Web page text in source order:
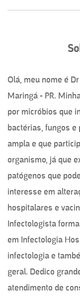
Olá, meu nome é
Maringá - PR.
por micróbios que
bactérias, fungos e
ampla e que
organismo, já que
patógenos que
interesse em
hospitalares e
Infectologista
em Infectologia
infectologia e
geral. Dedico
atendimento de